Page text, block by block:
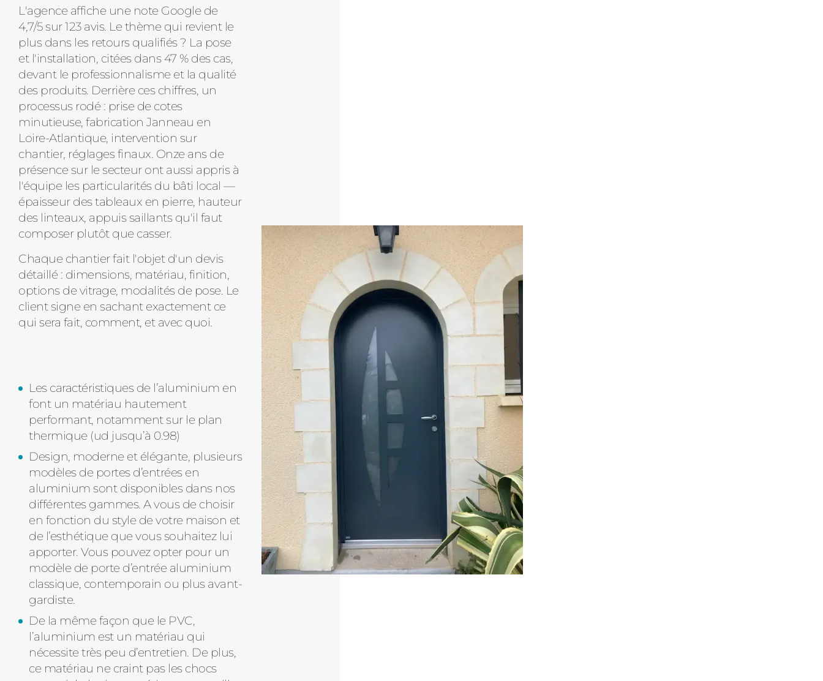
L'agence affiche une note Google de
4,7/5 sur 123 avis. Le thème qui revient le
plus dans les retours qualifiés ? La pose
et l'installation, citées dans 47 % des cas,
devant le professionnalisme et la qualité
des produits. Derrière ces chiffres, un
processus rodé : prise de cotes
minutieuse, fabrication Janneau en
Loire-Atlantique, intervention sur
chantier, réglages finaux. Onze ans de
présence sur le secteur ont aussi appris à
l'équipe les particularités du bâti local —
épaisseur des tableaux en pierre, hauteur
des linteaux, appuis saillants qu'il faut
composer plutôt que casser.
Chaque chantier fait l'objet d'un devis
détaillé : dimensions, matériau, finition,
options de vitrage, modalités de pose. Le
client signe en sachant exactement ce
qui sera fait, comment, et avec quoi.
Les caractéristiques de l’aluminium en
font un matériau hautement
performant, notamment sur le plan
thermique (ud jusqu’à 0.98)
Design, moderne et élégante, plusieurs
modèles de portes d’entrées en
aluminium sont disponibles dans nos
différentes gammes. A vous de choisir
en fonction du style de votre maison et
de l’esthétique que vous souhaitez lui
apporter. Vous pouvez opter pour un
modèle de porte d’entrée aluminium
classique, contemporain ou plus avant-
gardiste.
De la même façon que le PVC,
l’aluminium est un matériau qui
nécessite très peu d’entretien. De plus,
ce matériau ne craint pas les chocs